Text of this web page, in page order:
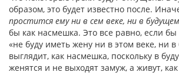
образом, это будет известно после.
простится ему ни в сем веке, ни в будущем
бы как насмешка. Это все равно, если бы
«не буду иметь жену ни в этом веке, ни
выглядит, как насмешка, поскольку в
женятся и не выходят замуж, а живут,